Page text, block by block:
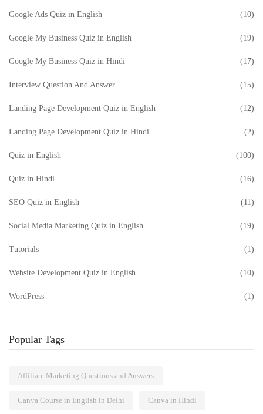
Google Ads Quiz in English (10)
Google My Business Quiz in English (19)
Google My Business Quiz in Hindi (17)
Interview Question And Answer (15)
Landing Page Development Quiz in English (12)
Landing Page Development Quiz in Hindi (2)
Quiz in English (100)
Quiz in Hindi (16)
SEO Quiz in English (11)
Social Media Marketing Quiz in English (19)
Tutorials (1)
Website Development Quiz in English (10)
WordPress (1)
Popular Tags
Affiliate Marketing Questions and Answers
Canva Course in English in Delhi Canva in Hindi